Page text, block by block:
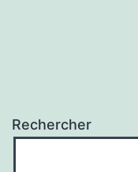
Rechercher